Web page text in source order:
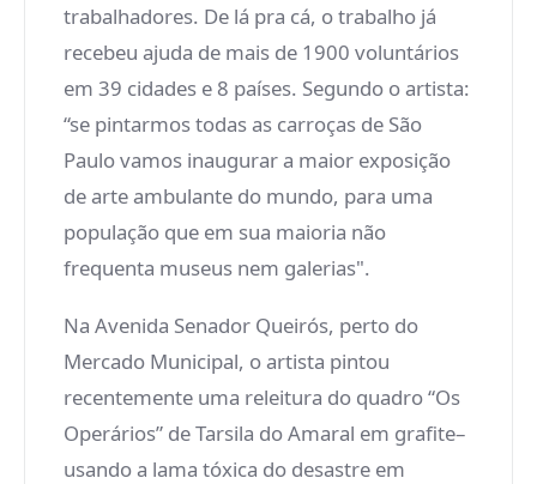
trabalhadores. De lá pra cá, o trabalho já
recebeu ajuda de mais de 1900 voluntários
em 39 cidades e 8 países. Segundo o artista:
“se pintarmos todas as carroças de São
Paulo vamos inaugurar a maior exposição
de arte ambulante do mundo, para uma
população que em sua maioria não
frequenta museus nem galerias".
Na Avenida Senador Queirós, perto do
Mercado Municipal, o artista pintou
recentemente uma releitura do quadro “Os
Operários” de Tarsila do Amaral em grafite–
usando a lama tóxica do desastre em